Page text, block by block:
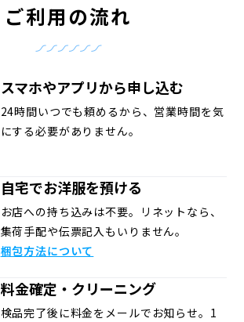
ご利用の流れ
スマホやアプリから申し込む
24時間いつでも頼めるから、営業時間を気
にする必要がありません。
自宅でお洋服を預ける
お店への持ち込みは不要。リネットなら、
集荷手配や伝票記入もいりません。
梱包方法について
料金確定・クリーニング
検品完了後に料金をメールでお知らせ。1